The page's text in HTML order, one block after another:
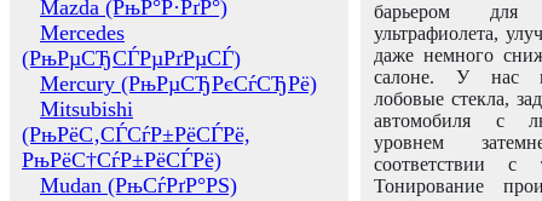
Mazda (РњР°Р·РґР°)
Mercedes
(РњРµСЂСЃРµРґРµСЃ)
Mercury (РњРµСЂРєСѓСЂРё)
Mitsubishi
(РњРёС‚СЃСѓР±РёСЃРё,
РњРёС†СѓР±РёСЃРё)
Mudan (РњСѓРґР°РЅ)
барьером для
ультрафиолета,
даже немного
салоне. У нас
лобовые стекла,
автомобиля с
уровнем
соответствии с
Тонирование